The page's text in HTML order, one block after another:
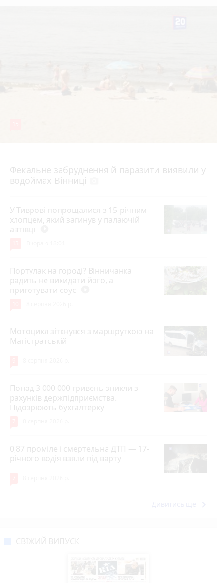
Фекальне забруднення й паразити виявили у
водоймах Вінниці
У Тиврові попрощалися з 15-річним
хлопцем, який загинув у палаючій
автівці
Портулак на городі? Вінничанка
радить не викидати його, а
приготувати соус
Мотоцикл зіткнувся з маршруткою на
Магістратській
Понад 3 000 000 гривень зникли з
рахунків держпідприємства.
Підозрюють бухгалтерку
0,87 проміле і смертельна ДТП — 17-
річного водія взяли під варту